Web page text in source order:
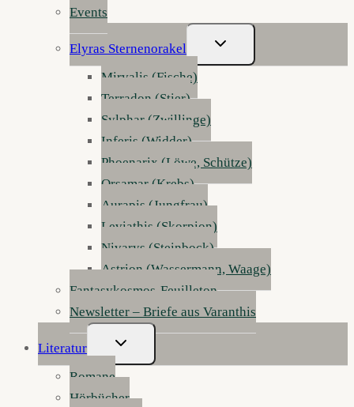
Events
Elyras Sternenorakel
Untermenü
Umschalten
Mirvalis (Fische)
Terradon (Stier)
Sylphar (Zwillinge)
Inferis (Widder)
Phoenarix (Löwe, Schütze)
Orsamar (Krebs)
Aurapis (Jungfrau)
Leviathis (Skorpion)
Nivarys (Steinbock)
Astrion (Wassermann, Waage)
Fantasykosmos-Feuilleton
Newsletter – Briefe aus Varanthis
Literatur
Untermenü
Umschalten
Romane
Hörbücher